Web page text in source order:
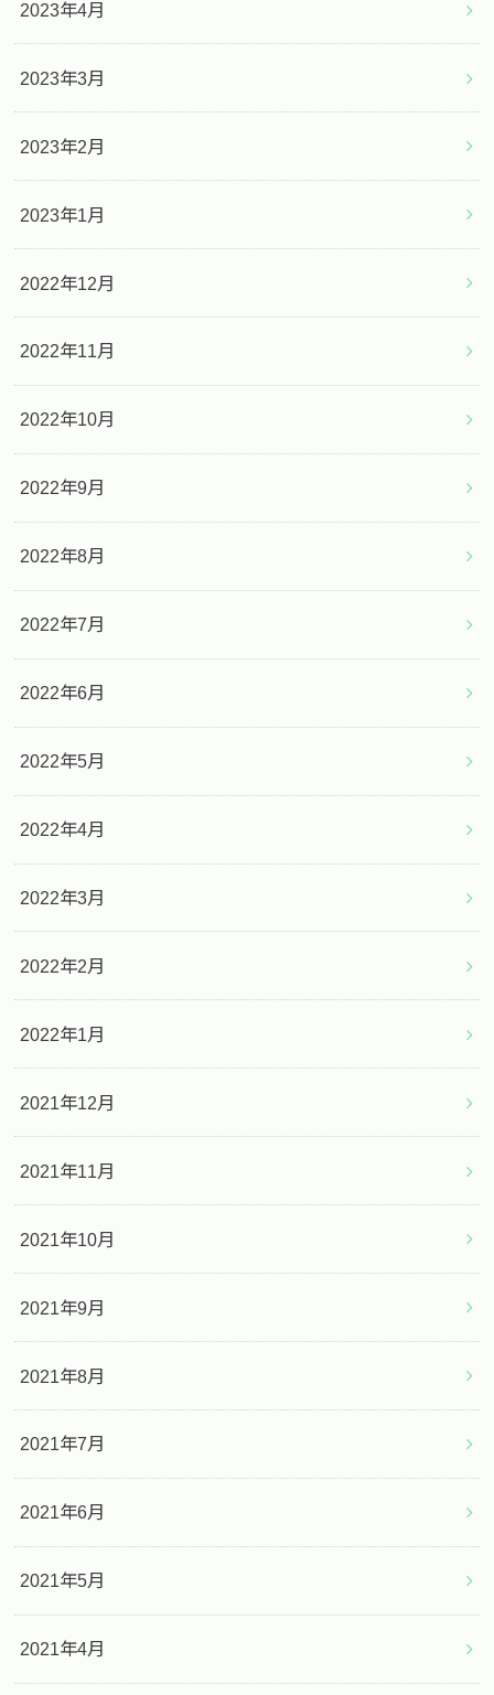
2023年4月
2023年3月
2023年2月
2023年1月
2022年12月
2022年11月
2022年10月
2022年9月
2022年8月
2022年7月
2022年6月
2022年5月
2022年4月
2022年3月
2022年2月
2022年1月
2021年12月
2021年11月
2021年10月
2021年9月
2021年8月
2021年7月
2021年6月
2021年5月
2021年4月